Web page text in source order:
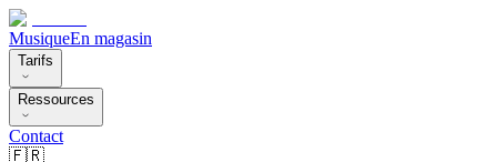
MusiqueEn magasin
Tarifs
Ressources
Contact
🇫🇷